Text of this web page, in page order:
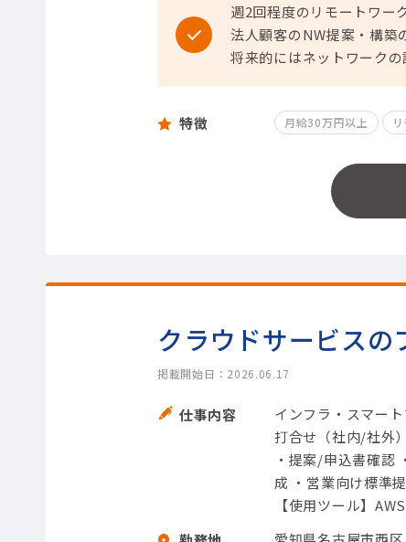
週2回程度のリモートワー
法人顧客のNW提案・構築
将来的にはネットワーク
特徴 月給30万円以上
クラウドサービスの
掲載開始日：2026.06.17
仕事内容
インフラ・スマー
打合せ（社内/社外
・提案/申込書確認
成 ・営業向け標準
【使用ツール】